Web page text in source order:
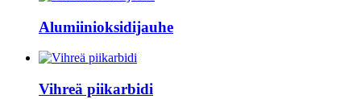
Alumiinioksidijauhe
Vihreä piikarbidi